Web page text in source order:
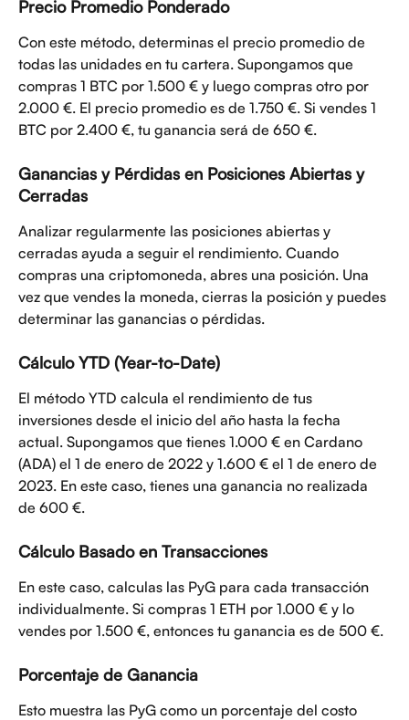
Precio Promedio Ponderado
Con este método, determinas el precio promedio de
todas las unidades en tu cartera. Supongamos que
compras 1 BTC por 1.500 € y luego compras otro por
2.000 €. El precio promedio es de 1.750 €. Si vendes 1
BTC por 2.400 €, tu ganancia será de 650 €.
Ganancias y Pérdidas en Posiciones Abiertas y
Cerradas
Analizar regularmente las posiciones abiertas y
cerradas ayuda a seguir el rendimiento. Cuando
compras una criptomoneda, abres una posición. Una
vez que vendes la moneda, cierras la posición y puedes
determinar las ganancias o pérdidas.
Cálculo YTD (Year-to-Date)
El método YTD calcula el rendimiento de tus
inversiones desde el inicio del año hasta la fecha
actual. Supongamos que tienes 1.000 € en Cardano
(ADA) el 1 de enero de 2022 y 1.600 € el 1 de enero de
2023. En este caso, tienes una ganancia no realizada
de 600 €.
Cálculo Basado en Transacciones
En este caso, calculas las PyG para cada transacción
individualmente. Si compras 1 ETH por 1.000 € y lo
vendes por 1.500 €, entonces tu ganancia es de 500 €.
Porcentaje de Ganancia
Esto muestra las PyG como un porcentaje del costo